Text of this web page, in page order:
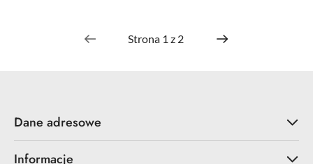
Dane adresowe
Informacje